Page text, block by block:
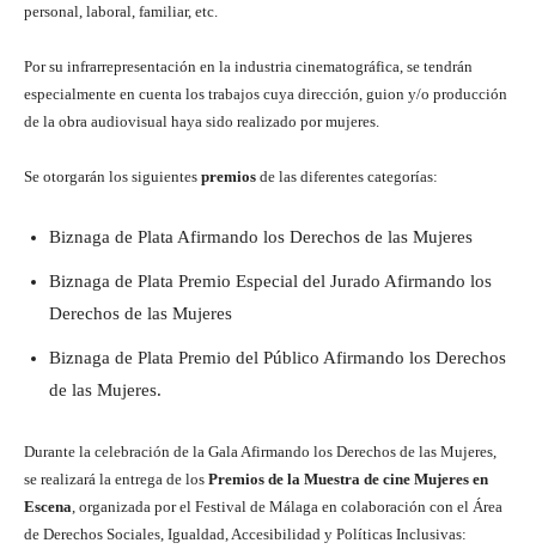
personal, laboral, familiar, etc.
Por su infrarrepresentación en la industria cinematográfica, se tendrán
especialmente en cuenta los trabajos cuya dirección, guion y/o producción
de la obra audiovisual haya sido realizado por mujeres.
Se otorgarán los siguientes premios de las diferentes categorías:
Biznaga de Plata Afirmando los Derechos de las Mujeres
Biznaga de Plata Premio Especial del Jurado Afirmando los
Derechos de las Mujeres
Biznaga de Plata Premio del Público Afirmando los Derechos
de las Mujeres.
Durante la celebración de la Gala Afirmando los Derechos de las Mujeres,
se realizará la entrega de los Premios de la Muestra de cine Mujeres en
Escena , organizada por el Festival de Málaga en colaboración con el Área
de Derechos Sociales, Igualdad, Accesibilidad y Políticas Inclusivas: